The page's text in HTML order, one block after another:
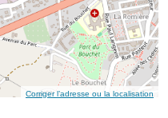
Corriger l’adresse ou la localisation